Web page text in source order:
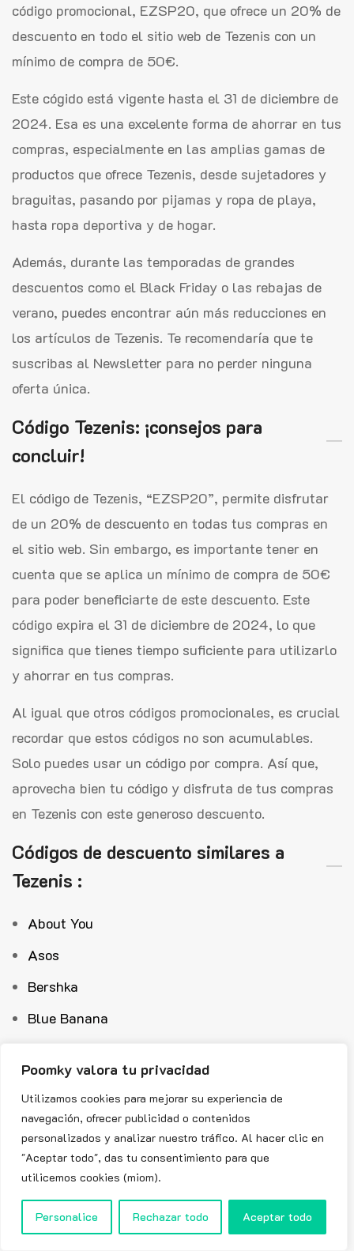
Poomky valora tu privacidad
Utilizamos cookies para mejorar su experiencia de
navegación, ofrecer publicidad o contenidos
personalizados y analizar nuestro tráfico. Al hacer clic en
"Aceptar todo", das tu consentimiento para que
utilicemos cookies (miom).
Personalice Rechazar todo Aceptar todo
código promocional, EZSP20, que ofrece un 20% de
descuento en todo el sitio web de Tezenis con un
mínimo de compra de 50€.
Este cógido está vigente hasta el 31 de diciembre de
2024. Esa es una excelente forma de ahorrar en tus
compras, especialmente en las amplias gamas de
productos que ofrece Tezenis, desde sujetadores y
braguitas, pasando por pijamas y ropa de playa,
hasta ropa deportiva y de hogar.
Además, durante las temporadas de grandes
descuentos como el Black Friday o las rebajas de
verano, puedes encontrar aún más reducciones en
los artículos de Tezenis. Te recomendaría que te
suscribas al Newsletter para no perder ninguna
oferta única.
Código Tezenis: ¡consejos para
concluir!
El código de Tezenis, “EZSP20”, permite disfrutar
de un 20% de descuento en todas tus compras en
el sitio web. Sin embargo, es importante tener en
cuenta que se aplica un mínimo de compra de 50€
para poder beneficiarte de este descuento. Este
código expira el 31 de diciembre de 2024, lo que
significa que tienes tiempo suficiente para utilizarlo
y ahorrar en tus compras.
Al igual que otros códigos promocionales, es crucial
recordar que estos códigos no son acumulables.
Solo puedes usar un código por compra. Así que,
aprovecha bien tu código y disfruta de tus compras
en Tezenis con este generoso descuento.
Códigos de descuento similares a
Tezenis :
About You
Asos
Bershka
Blue Banana
Cortefiel
Esdemarca
Hawkers
H&M
Lefties